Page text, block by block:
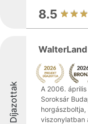
8.5
Díjazottak
A 2006.
Soroksár
viszonylatban